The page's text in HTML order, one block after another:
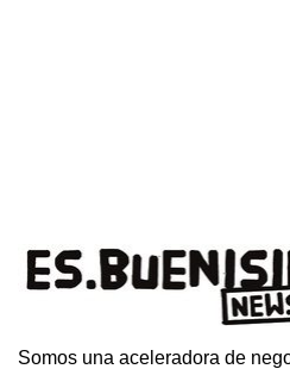
Somos una aceleradora de